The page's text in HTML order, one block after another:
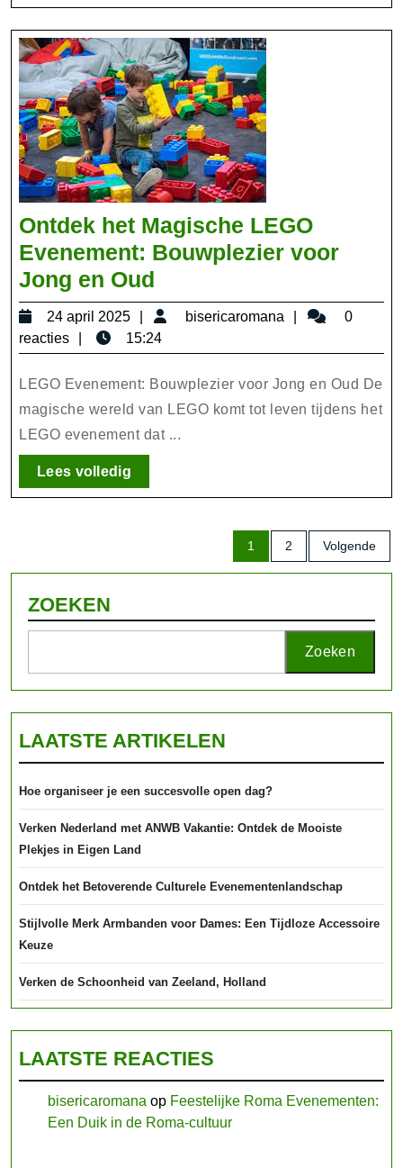
Ontdek het Magische LEGO
Evenement: Bouwplezier voor
Jong en Oud
het
Magische
LEGO
Evenement:
Bouwplezier
voor
en
24 april 2025
24
april
2025
bisericaromana bisericaromana
0
reacties
15:24
LEGO Evenement: Bouwplezier voor Jong en Oud De
magische wereld van LEGO komt tot leven tijdens het
LEGO evenement dat ...
Lees volledigLees
volledig
Berichten
paginering
1 2 Volgende
ZOEKEN
Zoeken
LAATSTE ARTIKELEN
Hoe organiseer je een succesvolle open dag?
Verken Nederland met ANWB Vakantie: Ontdek de Mooiste
Plekjes in Eigen Land
Ontdek het Betoverende Culturele Evenementenlandschap
Stijlvolle Merk Armbanden voor Dames: Een Tijdloze Accessoire
Keuze
Verken de Schoonheid van Zeeland, Holland
LAATSTE REACTIES
bisericaromana op Feestelijke Roma Evenementen:
Een Duik in de Roma-cultuur